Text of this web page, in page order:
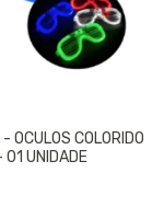
OCULOS COLORIDO
01 UNIDADE